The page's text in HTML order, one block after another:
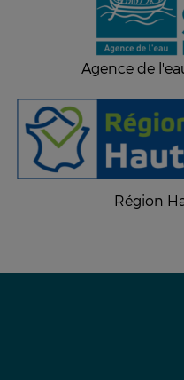
Agence de
Région